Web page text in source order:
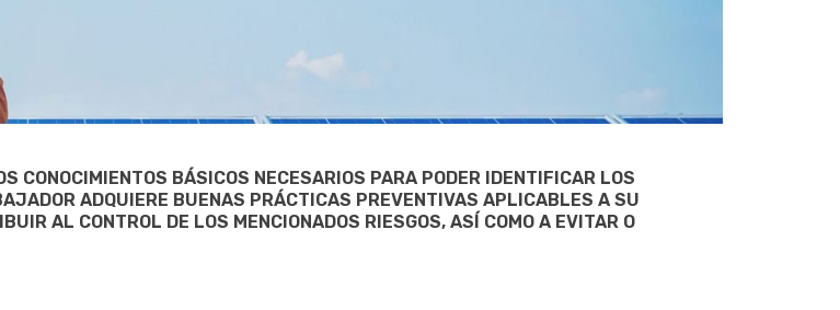
CONOCIMIENTOS BÁSICOS NECESARIOS PARA PODER IDENTIFICAR LOS
ADQUIERE BUENAS PRÁCTICAS PREVENTIVAS APLICABLES A SU
AL CONTROL DE LOS MENCIONADOS RIESGOS, ASÍ COMO A EVITAR O